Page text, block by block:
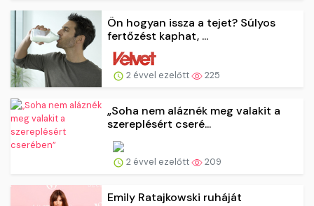
Ön hogyan issza a tejet? Súlyos
fertőzést kaphat, ...
2 évvel ezelőtt 225
„Soha nem aláznék meg valakit a
szereplésért cseré...
2 évvel ezelőtt 209
Emily Ratajkowski ruháját